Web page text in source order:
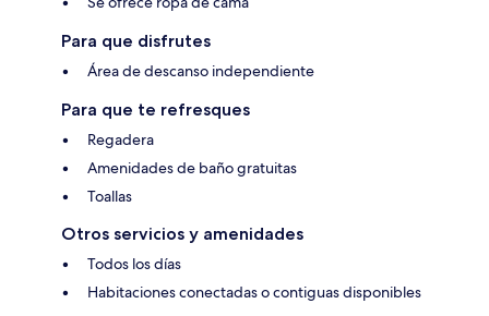
Para que disfrutes
Área de descanso independiente
Para que te refresques
Regadera
Amenidades de baño gratuitas
Toallas
Otros servicios y amenidades
Todos los días
Habitaciones conectadas o contiguas disponibles